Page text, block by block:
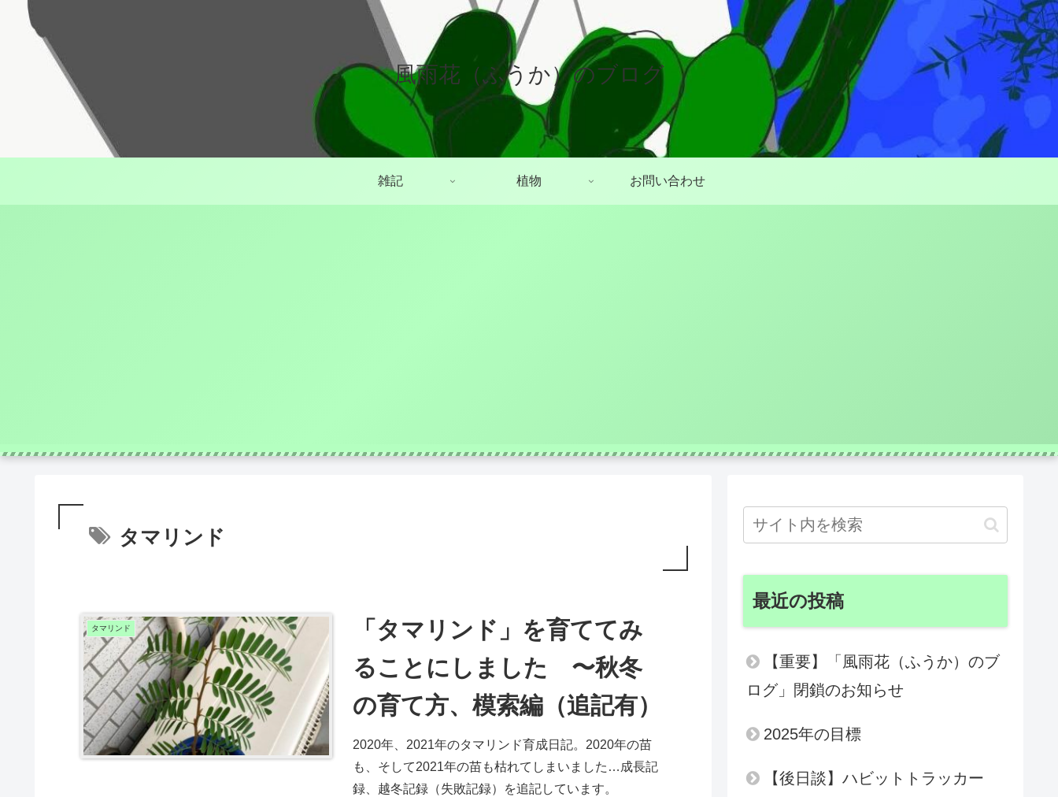
風雨花（ふうか）のブログ
雑記 植物 お問い合わせ
タマリンド
タマリンド
「タマリンド」を育ててみ
ることにしました 〜秋冬
の育て方、模索編（追記有）
2020年、2021年のタマリンド育成日記。2020年の苗
も、そして2021年の苗も枯れてしまいました…成長記
録、越冬記録（失敗記録）を追記しています。
最近の投稿
【重要】「風雨花（ふうか）のブ
ログ」閉鎖のお知らせ
2025年の目標
【後日談】ハビットトラッカー